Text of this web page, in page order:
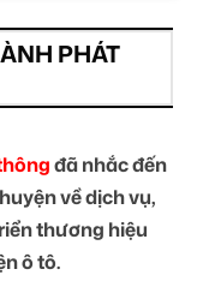
PHÁT
đã nhắc đến
về dịch vụ,
thương hiệu
ô tô.